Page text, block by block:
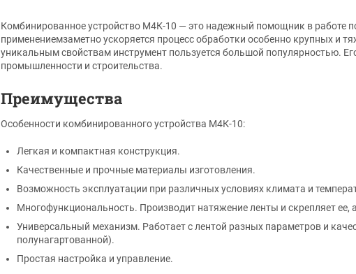
Комбинированное устройство М4К-10 — это надежный помощник в работе
применениемзаметно ускоряется процесс обработки особенно крупных и
уникальным свойствам инструмент пользуется большой популярностью.
промышленности и строительства.
Преимущества
Особенности комбинированного устройства М4К-10:
Легкая и компактная конструкция.
Качественные и прочные материалы изготовления.
Возможность эксплуатации при различных условиях климата и
Многофункциональность. Производит натяжение ленты и скрепляет ее,
Универсальный механизм. Работает с лентой разных параметров и
полунагартованной).
Простая настройка и управление.